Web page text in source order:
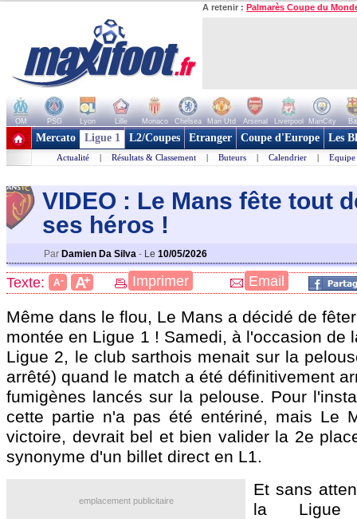
A retenir : Palmarès Coupe du
OM PSG Lyon Lille Monaco Chelsea Man Utd Arsenal Liverpool ManCity
+ de clubs
Mercato Ligue 1 L2/Coupes Etranger Coupe d'Europe Les
Actualité | Résultats & Classement | Buteurs | Calendrier | Equipe
VIDEO : Le Mans fête tout
ses héros !
Par Damien Da Silva - Le 10/05/2026
Texte: A- A+ Imprimer Email
Même dans le flou, Le Mans a décidé de
montée en Ligue 1 ! Samedi, à l'occasion de
Ligue 2, le club sarthois menait sur la
arrêté) quand le match a été définitivement
fumigènes lancés sur la pelouse. Pour
cette partie n'a pas été entériné, mais Le
victoire, devrait bel et bien valider la 2e
synonyme d'un billet direct en L1.
emplacement publicitaire
Et sans
la Ligue